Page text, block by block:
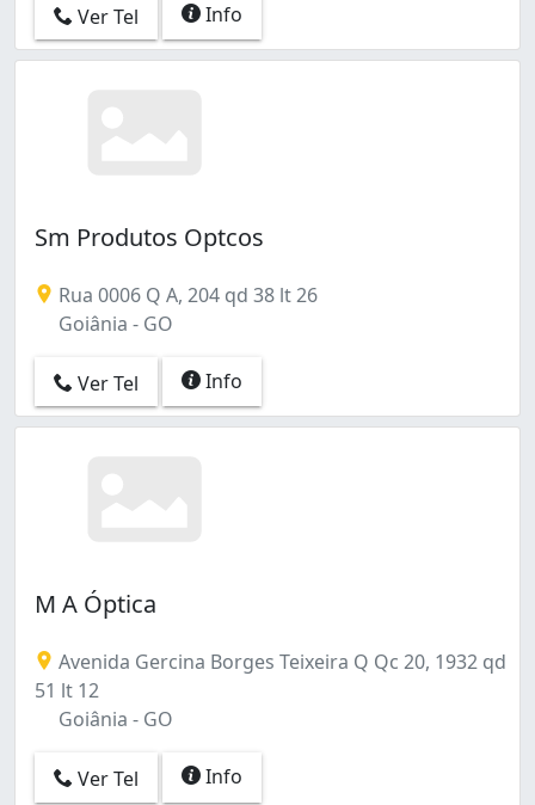
Ver Tel Info
Sm Produtos Optcos
Rua 0006 Q A, 204 qd 38 lt 26
Goiânia - GO
Ver Tel Info
M A Óptica
Avenida Gercina Borges Teixeira Q Qc 20, 1932 qd
51 lt 12
Goiânia - GO
Ver Tel Info